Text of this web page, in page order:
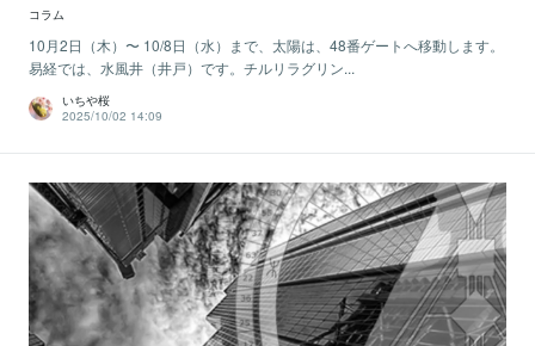
コラム
10月2日（木）〜 10/8日（水）まで、太陽は、48番ゲートへ移動します。
易経では、水風井（井戸）です。チルリラグリン...
いちや桜
2025/10/02 14:09